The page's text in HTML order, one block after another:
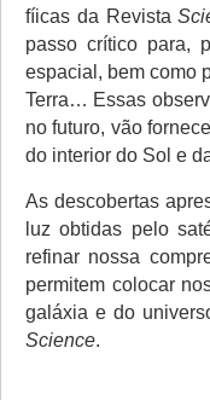
fíicas da Revista
passo crítico para,
espacial, bem como
Terra… Essas
no futuro, vão
do interior do Sol e
As descobertas
luz obtidas pelo
refinar nossa
permitem colocar
galáxia e do
Science.